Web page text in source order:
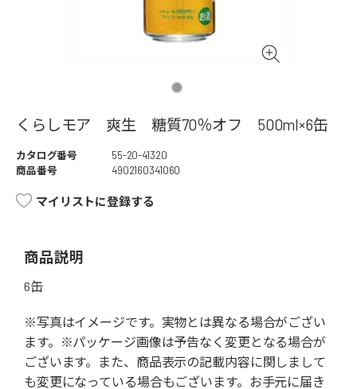
くらしモア 爽生 糖質70％オフ 500ml×6缶
カタログ番号
55-20-41320
商品番号
4902160341060
マイリストに登録する
商品説明
6缶
※写真はイメージです。実物とは異なる場合がござい
ます。※パッケージ画像は予告なく変更となる場合が
ございます。また、商品表示の記載内容に関しまして
も変更になっている場合もございます。お手元に届き